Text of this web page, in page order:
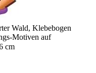
Wald, Klebebogen
Motiven auf
cm